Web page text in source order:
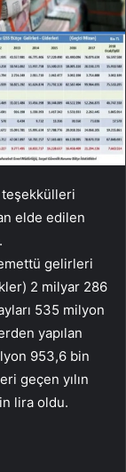
elde edilen
gelirleri
2 milyar 286
535 milyon
yapılan
953,6 bin
geçen yılın
lira oldu.